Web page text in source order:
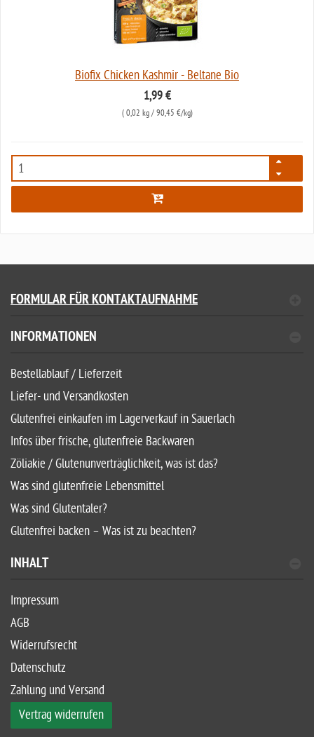
Biofix Chicken Kashmir - Beltane Bio
1,99 €
( 0,02 kg/ 90,45 €/kg)
4770
FORMULAR FÜR KONTAKTAUFNAHME
INFORMATIONEN
Bestellablauf / Lieferzeit
Liefer- und Versandkosten
Glutenfrei einkaufen im Lagerverkauf in Sauerlach
Infos über frische, glutenfreie Backwaren
Zöliakie / Glutenunverträglichkeit, was ist das?
Was sind glutenfreie Lebensmittel
Was sind Glutentaler?
Glutenfrei backen – Was ist zu beachten?
INHALT
Impressum
AGB
Widerrufsrecht
Datenschutz
Zahlung und Versand
Vertrag widerrufen